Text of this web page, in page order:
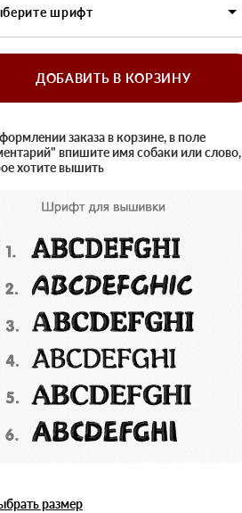
шрифт
ДОБАВИТЬ В КОРЗИНУ
заказа в корзине, в поле
впишите имя собаки или слово,
хотите вышить
размер